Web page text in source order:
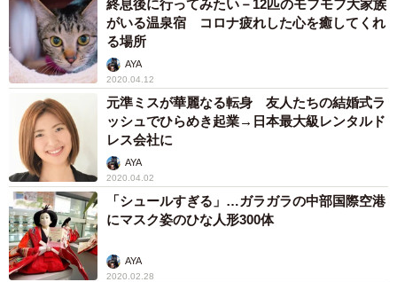
終息後に行ってみたい－12匹のモフモフ大家族
がいる温泉宿 コロナ疲れした心を癒してくれ
る場所
AYA
2020.04.12
元準ミスが華麗なる転身 友人たちの結婚式ラ
ッシュでひらめき起業→日本最大級レンタルド
レス会社に
AYA
2020.04.02
「シュールすぎる」…ガラガラの中部国際空港
にマスク姿のひな人形300体
AYA
2020.02.28